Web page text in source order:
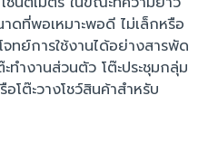
ดที่พอเหมาะพอดี ไม่เล็กหรือ
ทย์การใช้งานได้อย่างสารพัด
ะทำงานส่วนตัว โต๊ะประชุมกลุ่ม
โต๊ะวางโชว์สินค้าสำหรับ